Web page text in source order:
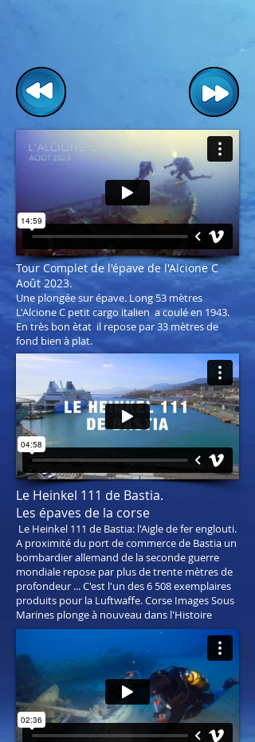
Tour Complet de l'épave de l'Alcione C
Août 2023.
Une plongée sur épave. Long 53 mètres
L'Alcione C petit cargo italien a coulé en 1943.
En très bon ètat il repose par 33 mètres de
fond bien à plat.
Le Heinkel 111 de Bastia.
Les épaves de la corse
Le Heinkel 111 de Bastia: l'Aigle de fer englouti.
A proximité du port de commerce de Bastia un
bombardier allemand de la seconde guerre
mondiale repose par plus de trente mètres de
profondeur ... C'est l'un des 6 508 exemplaires
produits pour la Luftwaffe. Corse Images Sous
Marines plonge à nouveau dans l'Histoire